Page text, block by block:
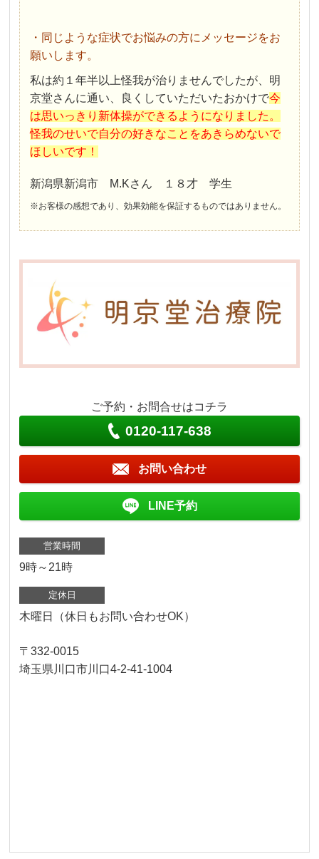
・同じような症状でお悩みの方にメッセージをお
願いします。
私は約１年半以上怪我が治りませんでしたが、明
京堂さんに通い、良くしていただいたおかけで今
は思いっきり新体操ができるようになりました。
怪我のせいで自分の好きなことをあきらめないで
ほしいです！
新潟県新潟市 M.Kさん １８才 学生
※お客様の感想であり、効果効能を保証するものではありません。
ご予約・お問合せはコチラ
0120-117-638
お問い合わせ
LINE予約
営業時間
9時～21時
定休日
木曜日（休日もお問い合わせOK）
〒332-0015
埼玉県川口市川口4-2-41-1004